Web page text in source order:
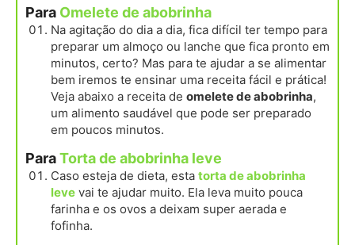
Para Omelete de abobrinha
Na agitação do dia a dia, fica difícil ter tempo para
preparar um almoço ou lanche que fica pronto em
minutos, certo? Mas para te ajudar a se alimentar
bem iremos te ensinar uma receita fácil e prática!
Veja abaixo a receita de omelete de abobrinha,
um alimento saudável que pode ser preparado
em poucos minutos.
ParaTorta de abobrinha leve
Caso esteja de dieta, esta torta de abobrinha
leve vai te ajudar muito. Ela leva muito pouca
farinha e os ovos a deixam super aerada e
fofinha.